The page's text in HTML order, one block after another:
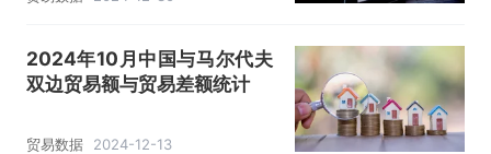
2024年10月中国与马尔代夫
双边贸易额与贸易差额统计
贸易数据 2024-12-13